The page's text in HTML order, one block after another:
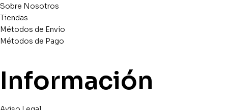
Sobre Nosotros
Tiendas
Métodos de Envío
Métodos de Pago
Información